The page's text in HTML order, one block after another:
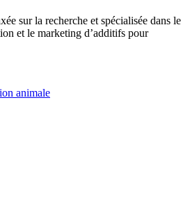
sur la recherche et spécialisée dans le
et le marketing d’additifs pour
animale